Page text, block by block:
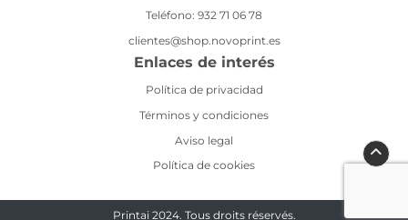
Teléfono: 932 71 06 78
clientes@shop.novoprint.es
Enlaces de interés
Política de privacidad
Términos y condiciones
Aviso legal
Política de cookies
Printai 2024. Tous droits réservés.